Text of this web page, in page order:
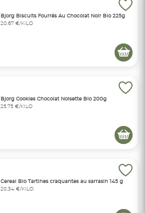
Bjorg Biscuits Fourrés Au Chocolat Noir Bio 225g
20,67 €/KILO
Bjorg Cookies Chocolat Noisette Bio 200g
25,75 €/KILO
Cereal Bio Tartines craquantes au sarrasin 145 g
20,34 €/KILO